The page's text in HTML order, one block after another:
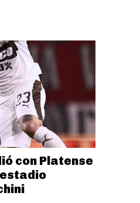
con Platense